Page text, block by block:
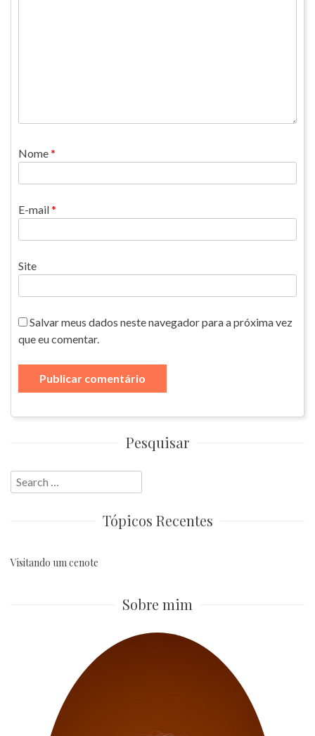
Nome*
E-mail*
Site
Salvar meus dados neste navegador para a próxima vez
que eu comentar.
Pesquisar
Search
for:
Tópicos Recentes
Visitando um cenote
Sobre mim